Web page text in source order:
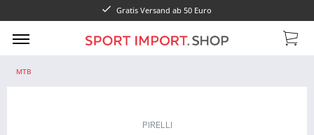
Gratis Versand ab 50 Euro
MTB
PIRELLI